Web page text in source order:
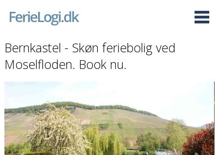
Bernkastel - Skøn feriebolig ved
Moselfloden. Book nu.